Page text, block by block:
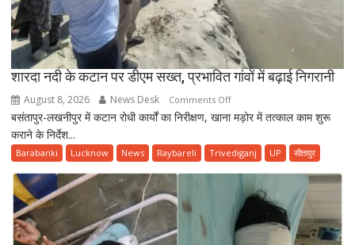
शारदा नदी के कटान पर डीएम सख्त, प्रभावित गांवों में बढ़ाई निगरानी
August 8, 2026 News Desk Comments Offon
शारदा
के
डीएम
सख्त,
प्रभावित
बसंतापुर-लखनीपुर में कटान रोधी कार्यों का निरीक्षण, खाना मड़ोर में तत्काल काम शुरू
कराने के निर्देश...
Barabanki Lucknow News Raybareli Trivediganj UP सीतापुर